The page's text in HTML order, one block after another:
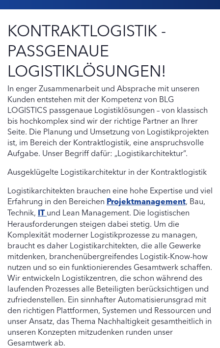
KONTRAKTLOGISTIK -
PASSGENAUE
LOGISTIKLÖSUNGEN!
In enger Zusammenarbeit und Absprache mit unseren
Kunden entstehen mit der Kompetenz von BLG
LOGISTICS passgenaue Logistiklösungen – von klassisch
bis hochkomplex sind wir der richtige Partner an Ihrer
Seite. Die Planung und Umsetzung von Logistikprojekten
ist, im Bereich der Kontraktlogistik, eine anspruchsvolle
Aufgabe. Unser Begriff dafür: „Logistikarchitektur“.
Ausgeklügelte Logistikarchitektur in der Kontraktlogistik
Logistikarchitekten brauchen eine hohe Expertise und viel
Erfahrung in den Bereichen Projektmanagement, Bau,
Technik, ITund Lean Management. Die logistischen
Herausforderungen steigen dabei stetig. Um die
Komplexität moderner Logistikprozesse zu managen,
braucht es daher Logistikarchitekten, die alle Gewerke
mitdenken, branchenübergreifendes Logistik-Know-how
nutzen und so ein funktionierendes Gesamtwerk schaffen.
Wir entwickeln Logistikzentren, die schon während des
laufenden Prozesses alle Beteiligten berücksichtigen und
zufriedenstellen. Ein sinnhafter Automatisierunsgrad mit
den richtigen Plattformen, Systemen und Ressourcen und
unser Ansatz, das Thema Nachhaltigkeit gesamtheitlich in
unseren Konzepten mitzudenken runden unser
Gesamtwerk ab.